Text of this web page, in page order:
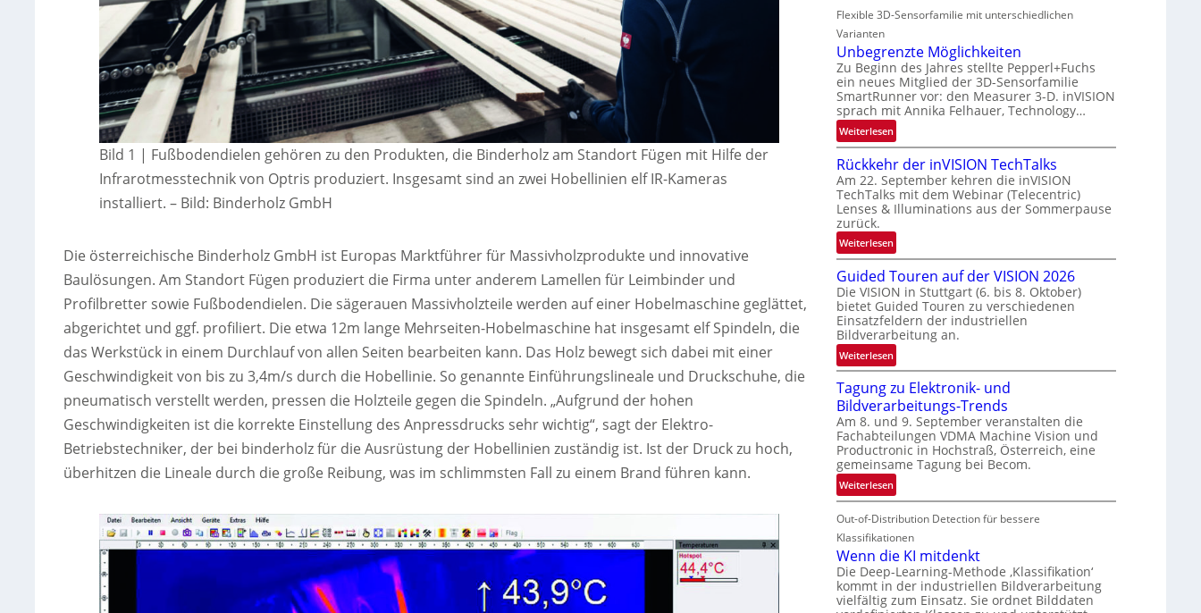
Bild 1 | Fußbodendielen gehören zu den Produkten, die Binderholz am Standort Fügen mit Hilfe der
Infrarotmesstechnik von Optris produziert. Insgesamt sind an zwei Hobellinien elf IR-Kameras
installiert. – Bild: Binderholz GmbH
Die österreichische Binderholz GmbH ist Europas Marktführer für Massivholzprodukte und innovative
Baulösungen. Am Standort Fügen produziert die Firma unter anderem Lamellen für Leimbinder und
Profilbretter sowie Fußbodendielen. Die sägerauen Massivholzteile werden auf einer Hobelmaschine geglättet,
abgerichtet und ggf. profiliert. Die etwa 12m lange Mehrseiten-Hobelmaschine hat insgesamt elf Spindeln, die
das Werkstück in einem Durchlauf von allen Seiten bearbeiten kann. Das Holz bewegt sich dabei mit einer
Geschwindigkeit von bis zu 3,4m/s durch die Hobellinie. So genannte Einführungslineale und Druckschuhe, die
pneumatisch verstellt werden, pressen die Holzteile gegen die Spindeln. „Aufgrund der hohen
Geschwindigkeiten ist die korrekte Einstellung des Anpressdrucks sehr wichtig“, sagt der Elektro-
Betriebstechniker, der bei binderholz für die Ausrüstung der Hobellinien zuständig ist. Ist der Druck zu hoch,
überhitzen die Lineale durch die große Reibung, was im schlimmsten Fall zu einem Brand führen kann.
B
-
R
u
n
d
e
n
N
e
w
s
‘
Flexible 3D-Sensorfamilie mit unterschiedlichen
Varianten
Unbegrenzte Möglichkeiten
Zu Beginn des Jahres stellte Pepperl+Fuchs
ein neues Mitglied der 3D-Sensorfamilie
SmartRunner vor: den Measurer 3-D. inVISION
sprach mit Annika Felhauer, Technology…
Weiterlesen:
U
n
b
e
g
r
e
z
t
e
M
g
l
i
c
h
k
e
i
t
e
n
Rückkehr der inVISION TechTalks
Am 22. September kehren die inVISION
TechTalks mit dem Webinar (Telecentric)
Lenses & Illuminations aus der Sommerpause
zurück.
Weiterlesen:
R
ü
c
k
k
e
h
d
e
r
i
n
V
I
S
N
T
e
Guided Touren auf der VISION 2026
Die VISION in Stuttgart (6. bis 8. Oktober)
bietet Guided Touren zu verschiedenen
Einsatzfeldern der industriellen
Bildverarbeitung an.
Weiterlesen:
G
u
i
d
e
d
T
o
u
r
e
n
a
u
f
Tagung zu Elektronik- und
Bildverarbeitungs-Trends
Am 8. und 9. September veranstalten die
Fachabteilungen VDMA Machine Vision und
Productronic in Hochstraß, Österreich, eine
gemeinsame Tagung bei Becom.
Weiterlesen:
T
a
g
u
n
g
z
Out-of-Distribution Detection für bessere
Klassifikationen
Wenn die KI mitdenkt
Die Deep-Learning-Methode ‚Klassifikation‘
kommt in der industriellen Bildverarbeitung
vielfältig zum Einsatz. Sie ordnet Bilddaten